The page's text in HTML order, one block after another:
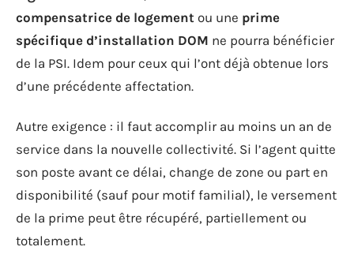
compensatrice de logement ou une prime
spécifique d’installation DOM ne pourra bénéficier
de la PSI. Idem pour ceux qui l’ont déjà obtenue lors
d’une précédente affectation.
Autre exigence : il faut accomplir au moins un an de
service dans la nouvelle collectivité. Si l’agent quitte
son poste avant ce délai, change de zone ou part en
disponibilité (sauf pour motif familial), le versement
de la prime peut être récupéré, partiellement ou
totalement.